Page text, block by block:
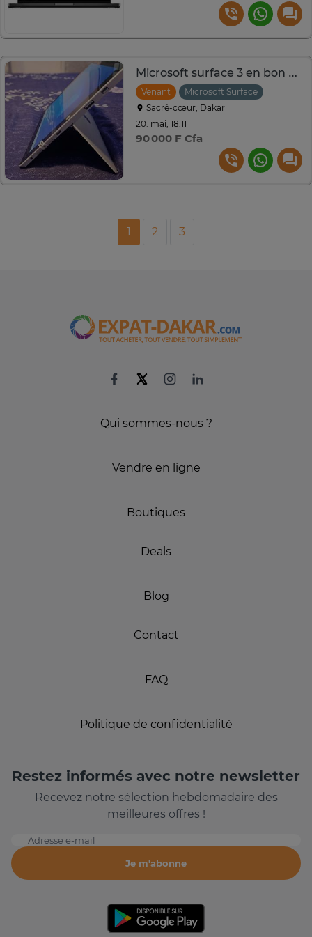
Microsoft surface 3 en bon état
Venant
Microsoft Surface
Sacré-cœur, Dakar
20. mai, 18:11
90 000 F Cfa
1 2 3
Qui sommes-nous ?
Vendre en ligne
Boutiques
Deals
Blog
Contact
FAQ
Politique de confidentialité
Restez informés avec notre newsletter
Recevez notre sélection hebdomadaire des
meilleures offres !
Adresse e-mail
Je m'abonne